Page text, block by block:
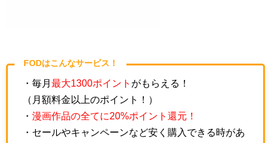
FODはこんなサービス！
・毎月 最大1300ポイント がもらえる！
（月額料金以上のポイント！）
・ 漫画作品の全てに20%ポイント還元！
・セールやキャンペーンなど安く購入できる時があ